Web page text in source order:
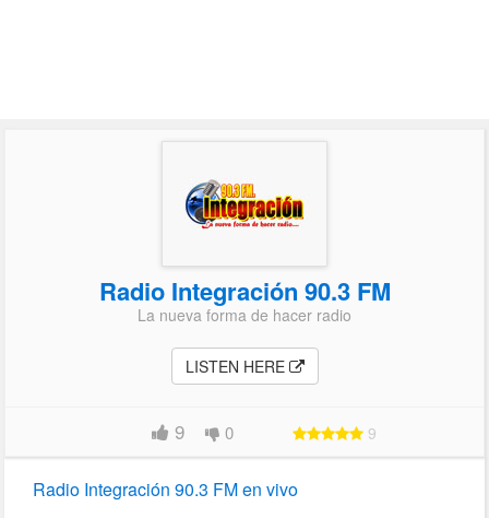
Radio Integración 90.3 FM
La nueva forma de hacer radio
LISTEN HERE
9 0 9
Radio Integración 90.3 FM en vivo